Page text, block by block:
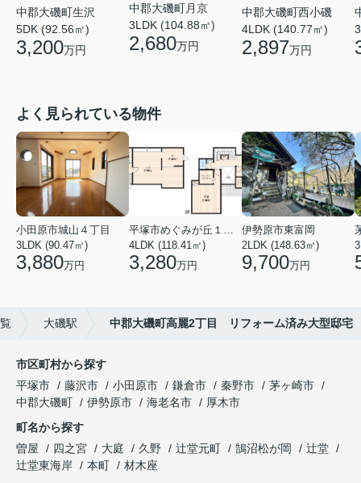
中郡大磯町生沢
5DK (92.56㎡)
3,200万円
中郡大磯町月京
3LDK (104.88㎡)
2,680万円
中郡大磯町西小磯
4LDK (140.77㎡)
2,897万円
よく見られている物件
小田原市城山４丁目
3LDK (90.47㎡)
3,880万円
平塚市めぐみが丘１丁目
4LDK (118.41㎡)
3,280万円
伊勢原市東富岡
2LDK (148.63㎡)
9,700万円
大磯駅 中郡大磯町高麗2丁目 リフォーム済み大型邸宅
市区町村から探す
平塚市
藤沢市 小田原市 鎌倉市 秦野市
茅ヶ崎市
中郡大磯町
伊勢原市 海老名市
厚木市
町名から探す
曽屋
四之宮 大庭 久野 辻堂元町 鵠沼松が岡
辻堂
辻堂東海岸
本町
材木座